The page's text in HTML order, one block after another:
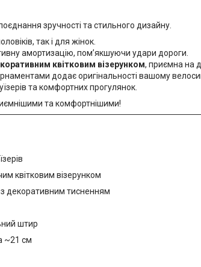
зручності та стильного дизайну.
так і для жінок.
амортизацію, пом’якшуючи удари дороги.
квітковим візерунком, приємна на
додає оригінальності вашому
та комфортних прогулянок.
та комфортнішими!
квітковим візерунком
декоративним тисненням
штир
~21 см